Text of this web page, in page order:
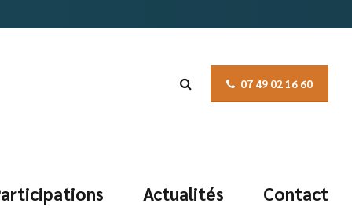
07 49 02 16 60
Actualités Contact